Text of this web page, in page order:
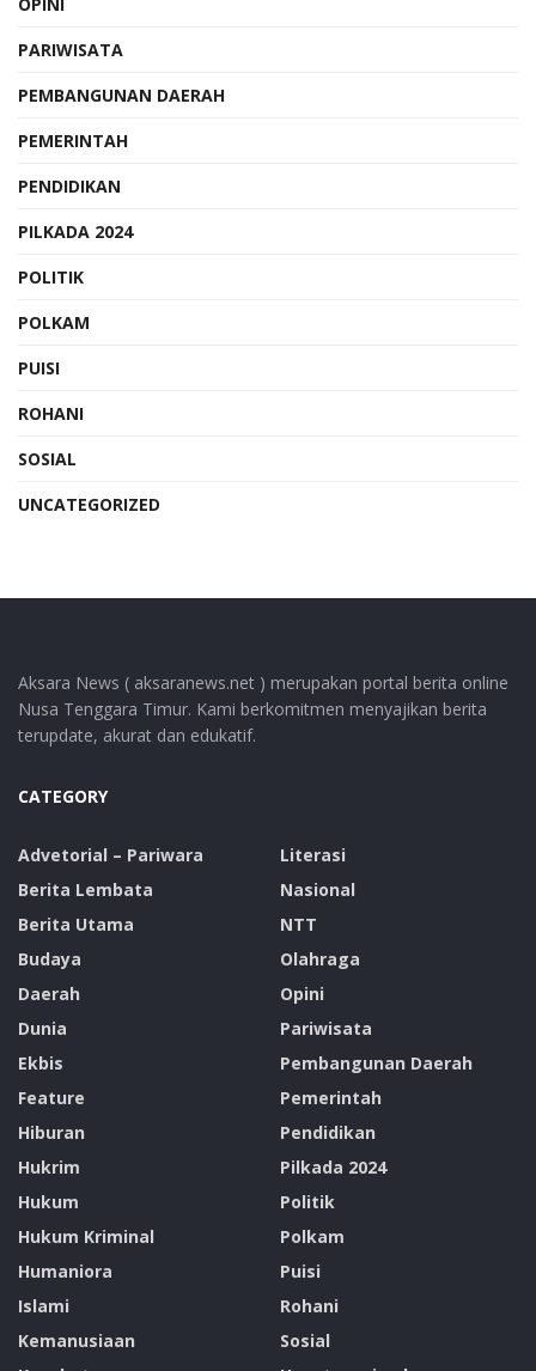
PARIWISATA
PEMBANGUNAN DAERAH
PEMERINTAH
PENDIDIKAN
PILKADA 2024
POLITIK
POLKAM
PUISI
ROHANI
SOSIAL
UNCATEGORIZED
Aksara News ( aksaranews.net ) merupakan portal berita online
Nusa Tenggara Timur. Kami berkomitmen menyajikan berita
terupdate, akurat dan edukatif.
CATEGORY
Advetorial – Pariwara
Berita Lembata
Berita Utama
Budaya
Daerah
Dunia
Ekbis
Feature
Hiburan
Hukrim
Hukum
Hukum Kriminal
Humaniora
Islami
Kemanusiaan
Literasi
Nasional
NTT
Olahraga
Opini
Pariwisata
Pembangunan Daerah
Pemerintah
Pendidikan
Pilkada 2024
Politik
Polkam
Puisi
Rohani
Sosial